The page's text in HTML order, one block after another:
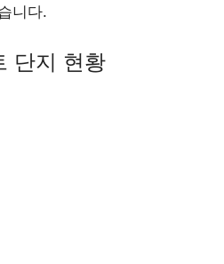
니다.
단지 현황